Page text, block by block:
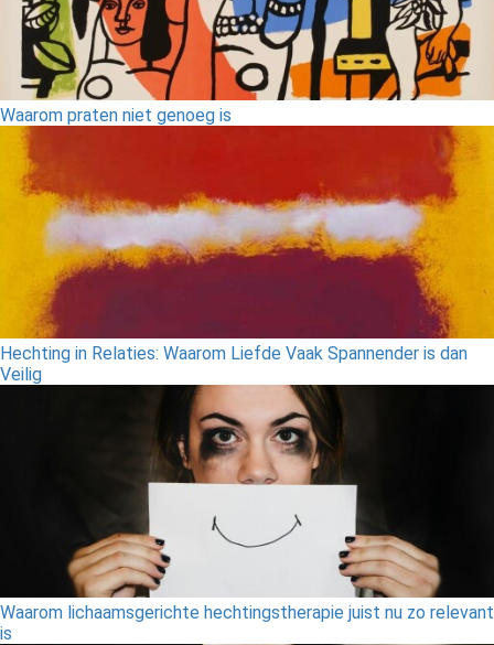
Waarom praten niet genoeg is
Hechting in Relaties: Waarom Liefde Vaak Spannender is dan
Veilig
Waarom lichaamsgerichte hechtingstherapie juist nu zo relevant
is